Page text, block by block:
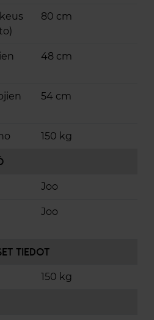
80 cm
48 cm
54 cm
150 kg
Joo
Joo
tiedot
150 kg